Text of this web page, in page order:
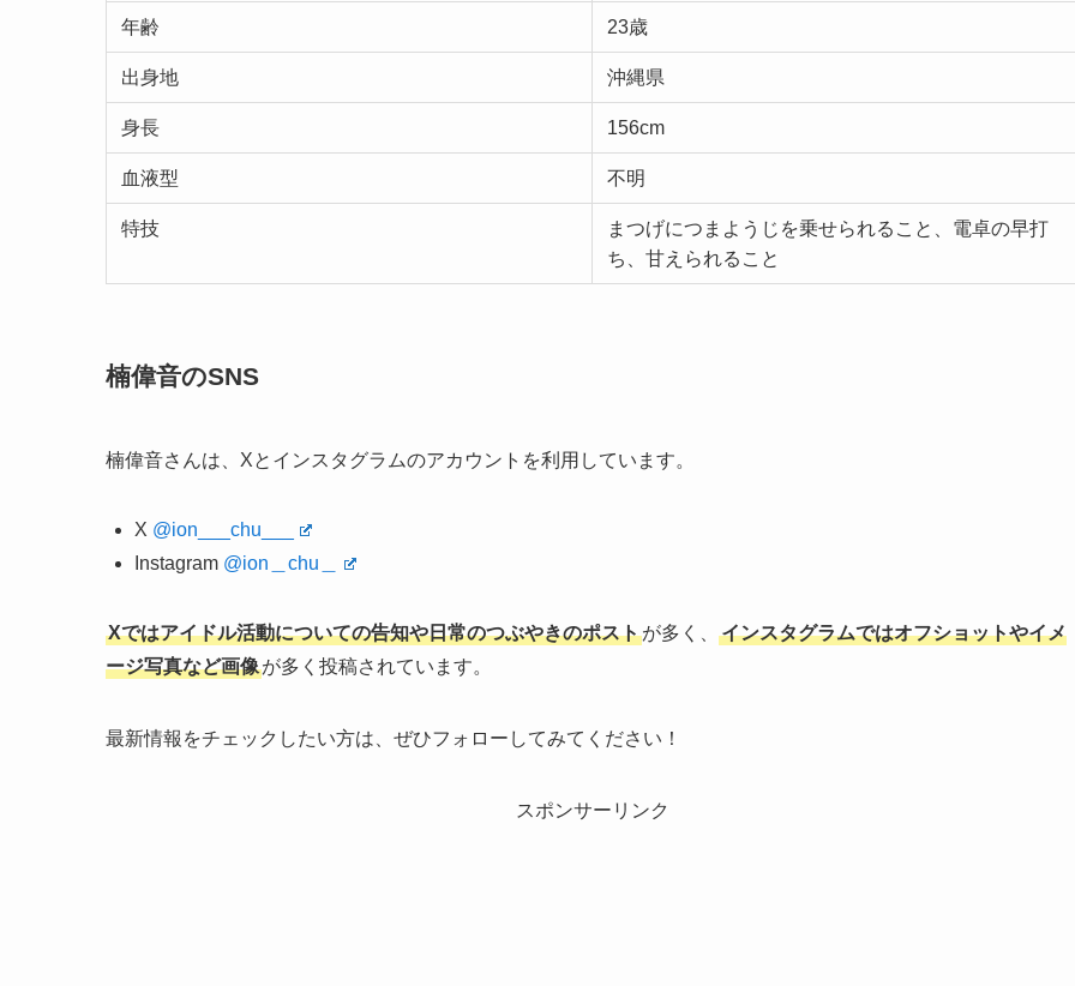
年齢 23歳
出身地 沖縄県
身長 156cm
血液型 不明
特技
まつげにつまようじを乗せられること、電卓の早打
ち、甘えられること
楠偉音のSNS
楠偉音さんは、Xとインスタグラムのアカウントを利用しています。
X @ion___chu___
Instagram @ion＿chu＿
Xではアイドル活動についての告知や日常のつぶやきのポストが多く、
インスタグラムではオフショットやイメ
ージ写真など画像が多く投稿されています。
最新情報をチェックしたい方は、ぜひフォローしてみてください！
スポンサーリンク